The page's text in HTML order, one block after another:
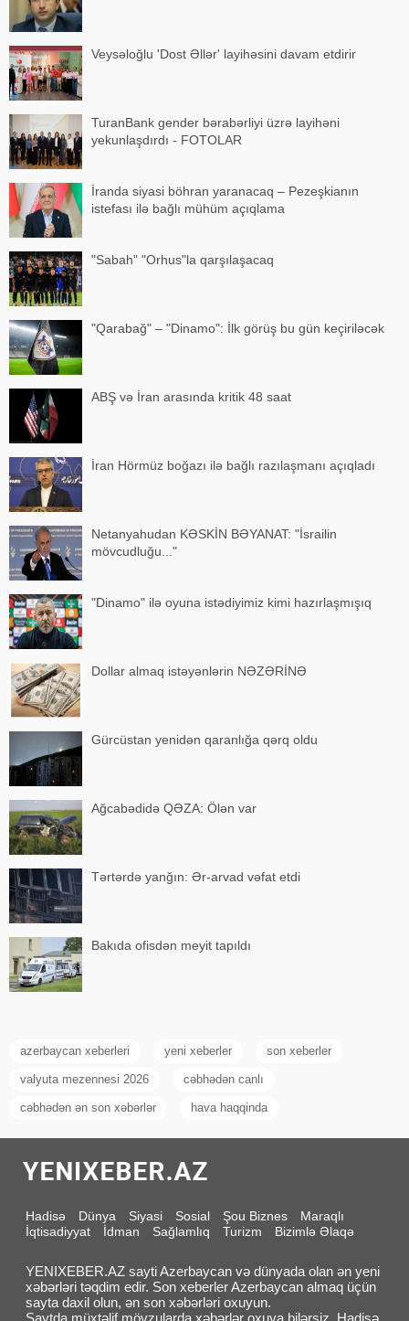
Veysəloğlu 'Dost Əllər' layihəsini davam etdirir
TuranBank gender bərabərliyi üzrə layihəni
yekunlaşdırdı - FOTOLAR
İranda siyasi böhran yaranacaq – Pezeşkianın
istefası ilə bağlı mühüm açıqlama
"Sabah" "Orhus"la qarşılaşacaq
"Qarabağ" – "Dinamo": İlk görüş bu gün keçiriləcək
ABŞ və İran arasında kritik 48 saat
İran Hörmüz boğazı ilə bağlı razılaşmanı açıqladı
Netanyahudan KƏSKİN BƏYANAT: "İsrailin
mövcudluğu..."
"Dinamo" ilə oyuna istədiyimiz kimi hazırlaşmışıq
Dollar almaq istəyənlərin NƏZƏRİNƏ
Gürcüstan yenidən qaranlığa qərq oldu
Ağcabədidə QƏZA: Ölən var
Tərtərdə yanğın: Ər-arvad vəfat etdi
Bakıda ofisdən meyit tapıldı
azerbaycan xeberleri yeni xeberler son xeberler
valyuta mezennesi 2026 cəbhədən canlı
cəbhədən ən son xəbərlər hava haqqinda
Hadisə Dünya Siyasi Sosial Şou Biznes
Maraqlı
İqtisadiyyat
İdman Sağlamlıq Turizm Bizimlə Əlaqə
YENIXEBER.AZ sayti Azerbaycan və dünyada olan ən yeni
xəbərləri təqdim edir. Son xeberler Azerbaycan almaq üçün
sayta daxil olun, ən son xəbərləri oxuyun.
Saytda müxtəlif mövzularda xəbərlər oxuya bilərsiz. Hadisə